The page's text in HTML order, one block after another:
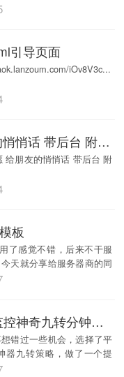
引导页面
iOv8V3c...
星语心愿 给朋友的悄悄话 带后台 附源码
板
了感觉不错，后来不干服
天就分享给服务器商的同
股票监听小工具-监控神奇九转分钟线触发提醒工具V2.0
错过一些机会，选择了平
器九转策略，做了一个提